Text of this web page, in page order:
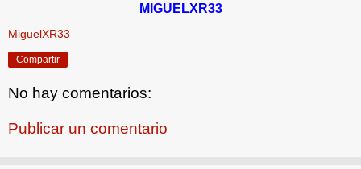
MIGUELXR33
MiguelXR33
Compartir
No hay comentarios:
Publicar un comentario